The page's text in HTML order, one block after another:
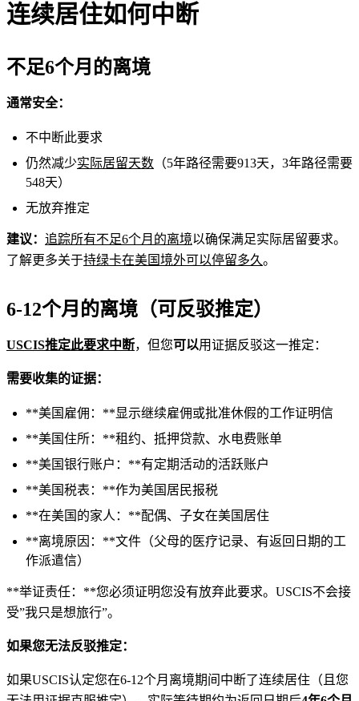
连续居住如何中断
不足6个月的离境
通常安全：
不中断此要求
仍然减少实际居留天数 （5年路径需要913天，3年路径需要
548天）
无放弃推定
建议： 追踪所有不足6个月的离境以确保满足实际居留要求。
了解更多关于持绿卡在美国境外可以停留多久。
6-12个月的离境（可反驳推定）
USCIS推定此要求中断，但您可以用证据反驳这一推定：
需要收集的证据：
**美国雇佣：**显示继续雇佣或批准休假的工作证明信
**美国住所：**租约、抵押贷款、水电费账单
**美国银行账户：**有定期活动的活跃账户
**美国税表：**作为美国居民报税
**在美国的家人：**配偶、子女在美国居住
**离境原因：**文件（父母的医疗记录、有返回日期的工
作派遣信）
**举证责任：**您必须证明您没有放弃此要求。USCIS不会接
受”我只是想旅行”。
如果您无法反驳推定：
如果USCIS认定您在6-12个月离境期间中断了连续居住（且您